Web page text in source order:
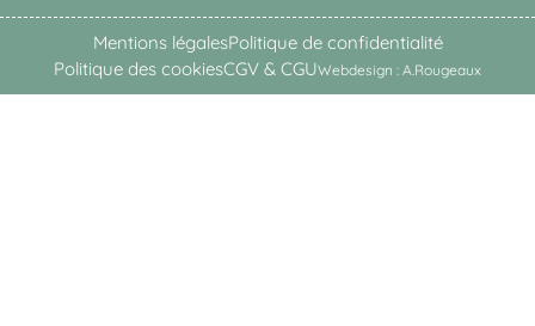
Mentions légalesPolitique de confidentialité
Politique des cookiesCGV & CGUWebdesign : A.Rougeaux